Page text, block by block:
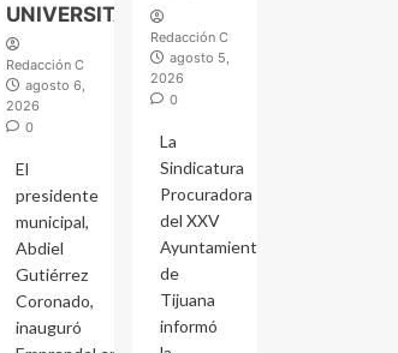
UNIVERSITARIO
Redacción C
agosto 6,
2026
0
El
presidente
municipal,
Abdiel
Gutiérrez
Coronado,
inauguró
Redacción C
agosto 5,
2026
0
La
Sindicatura
Procuradora
del XXV
Ayuntamiento
de
Tijuana
informó